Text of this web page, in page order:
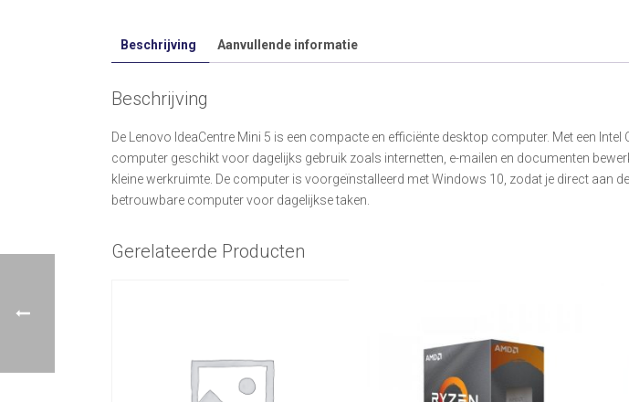
Beschrijving Aanvullende informatie
Beschrijving
De Lenovo IdeaCentre Mini 5 is een compacte en efficiënte desktop computer. Met een
computer geschikt voor dagelijks gebruik zoals internetten, e-mailen en documenten
kleine werkruimte. De computer is voorgeïnstalleerd met Windows 10, zodat je direct aan
betrouwbare computer voor dagelijkse taken.
Gerelateerde Producten